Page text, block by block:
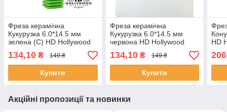
Фреза керамічна
Кукурузка 6.0*14.5 мм
зелена (С) HD Hollywood
134,10 ₴ 149 ₴
Купити
Фреза керамічна
Кукурузка 6.0*14.5 мм
червона HD Hollywood
134,10₴ 149 ₴
Купити
HD
Акційні пропозиції та новинки